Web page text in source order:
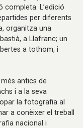
completa. L’edició
per diferents
organitza una
a Llafranc; un
a tothom, i
antics de
i a la seva
la fotografia al
a conèixer el treball
nacional i